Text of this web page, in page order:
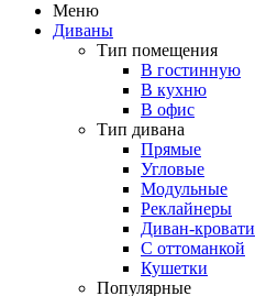
Меню
Диваны
Тип помещения
В гостинную
В кухню
В офис
Тип дивана
Прямые
Угловые
Модульные
Реклайнеры
Диван-кровати
С оттоманкой
Кушетки
Популярные